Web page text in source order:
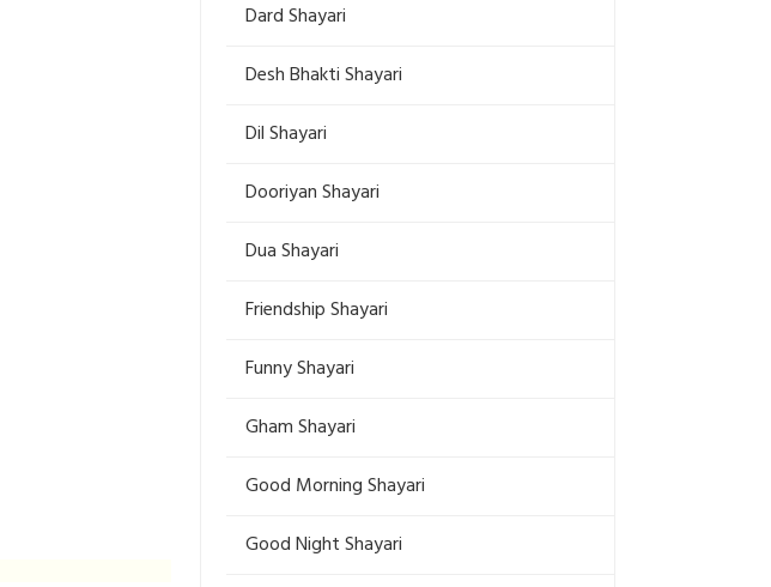
Dard Shayari
Desh Bhakti Shayari
Dil Shayari
Dooriyan Shayari
Dua Shayari
Friendship Shayari
Funny Shayari
Gham Shayari
Good Morning Shayari
Good Night Shayari